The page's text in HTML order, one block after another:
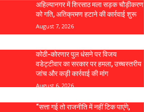
अहिल्यानगर में शिरसाठ मला सड़क चौड़ीकरण
को गति, अतिक्रमण हटाने की कार्रवाई शुरू
August 7, 2026
कोठी-कोरणार पुल धंसने पर विजय
वडेट्टीवार का सरकार पर हमला, उच्चस्तरीय
जांच और कड़ी कार्रवाई की मांग
August 6, 2026
“सत्ता गई तो राजनीति में नहीं टिक पाएंगे,